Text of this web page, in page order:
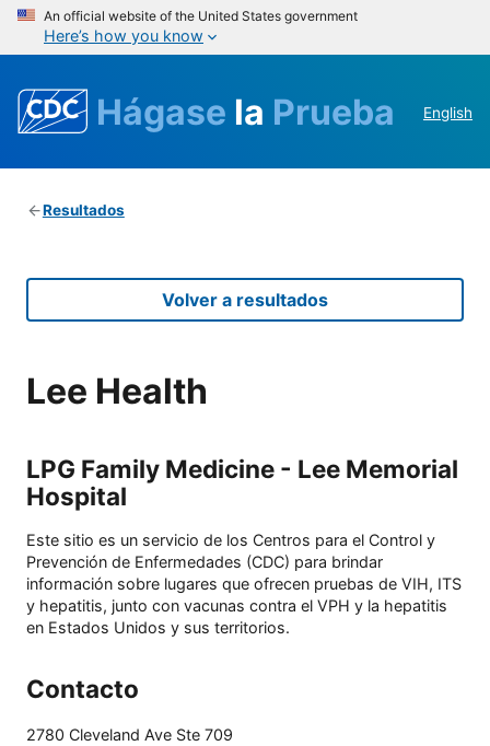
An official website of the United States government
Here’s how you know
Hágase la Prueba English
Resultados
Volver a resultados
Lee Health
LPG Family Medicine - Lee Memorial
Hospital
Este sitio es un servicio de los Centros para el Control y
Prevención de Enfermedades (CDC) para brindar
información sobre lugares que ofrecen pruebas de VIH, ITS
y hepatitis, junto con vacunas contra el VPH y la hepatitis
en Estados Unidos y sus territorios.
Contacto
2780 Cleveland Ave Ste 709